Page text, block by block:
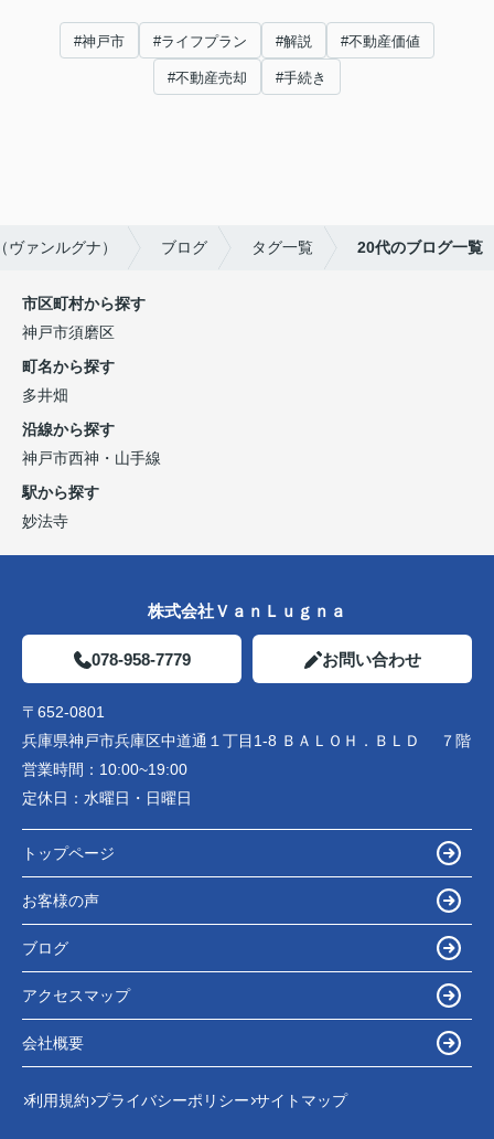
#神戸市 #ライフプラン #解説 #不動産価値
#不動産売却 #手続き
ァンルグナ） ブログ タグ一覧 20代のブログ一覧
市区町村から探す
神戸市須磨区
町名から探す
多井畑
沿線から探す
神戸市西神・山手線
駅から探す
妙法寺
株式会社ＶａｎＬｕｇｎａ
078-958-7779 お問い合わせ
〒652-0801
兵庫県神戸市兵庫区中道通１丁目1-8 ＢＡＬＯＨ．ＢＬＤ ７階
営業時間： 10:00~19:00
定休日： 水曜日・日曜日
トップページ
お客様の声
ブログ
アクセスマップ
会社概要
利用規約 プライバシーポリシー サイトマップ